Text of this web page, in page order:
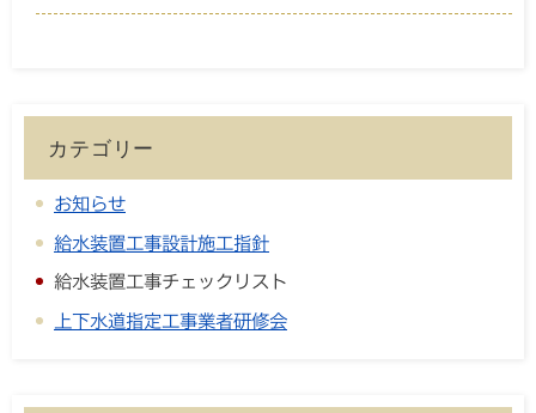
カテゴリー
お知らせ
給水装置工事設計施工指針
給水装置工事チェックリスト
上下水道指定工事業者研修会